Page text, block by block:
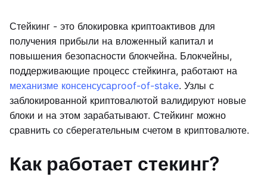
Стейкинг - это блокировка криптоактивов для
получения прибыли на вложенный капитал и
повышения безопасности блокчейна. Блокчейны,
поддерживающие процесс стейкинга, работают на
механизме консенсусаproof-of-stake. Узлы с
заблокированной криптовалютой валидируют новые
блоки и на этом зарабатывают. Стейкинг можно
сравнить со сберегательным счетом в криптовалюте.
Как работает стекинг?